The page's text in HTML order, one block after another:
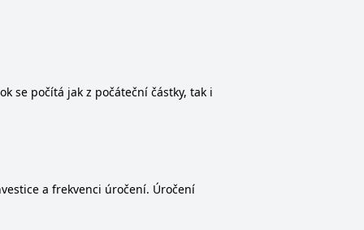
se počítá jak z počáteční částky, tak i
a frekvenci úročení. Úročení